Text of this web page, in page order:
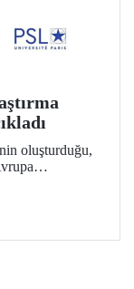
oluşturduğu,
etkiyi